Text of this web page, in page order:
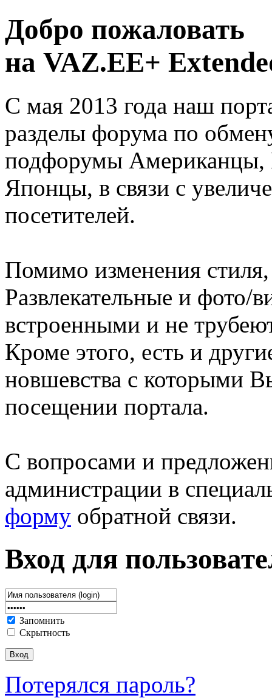
Добро пожаловать
на VAZ.EE+
С мая 2013 года наш
разделы форума по
подфорумы
Японцы, в связи с
посетителей.
Помимо изменения
Развлекательные и фото/
встроенными и не
Кроме этого, есть и
новшевства с которыми
посещении портала.
С вопросами и
администрации в
форму обратной связи.
Вход для
Запомнить
Скрытность
Потерялся пароль?